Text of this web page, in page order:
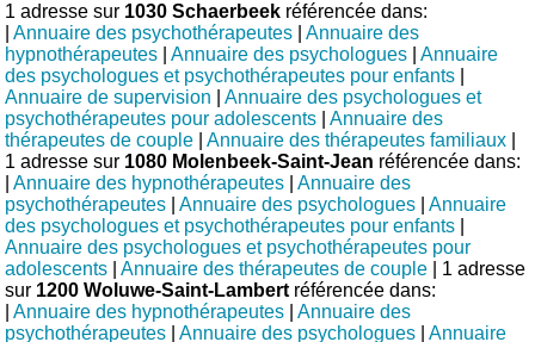
1 adresse sur 1030 Schaerbeek référencée dans:
|Annuaire des psychothérapeutes |Annuaire des
hypnothérapeutes |Annuaire des psychologues |Annuaire
des psychologues et psychothérapeutes pour enfants
Annuaire de supervision |Annuaire des psychologues et
psychothérapeutes pour adolescents |Annuaire des
thérapeutes de couple |Annuaire des thérapeutes familiaux
1 adresse sur 1080 Molenbeek-Saint-Jean référencée dans:
|Annuaire des hypnothérapeutes |Annuaire des
psychothérapeutes |Annuaire des psychologues |Annuaire
des psychologues et psychothérapeutes pour enfants
Annuaire des psychologues et psychothérapeutes pour
adolescents |Annuaire des thérapeutes de couple | 1 adresse
sur 1200 Woluwe-Saint-Lambert référencée dans:
|Annuaire des hypnothérapeutes |Annuaire des
psychothérapeutes |Annuaire des psychologues |Annuaire